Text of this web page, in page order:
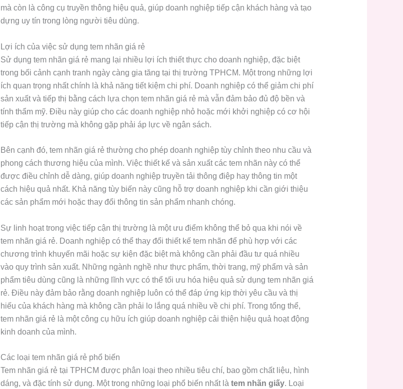
mà còn là công cụ truyền thông hiệu quả, giúp doanh nghiệp tiếp cận khách hàng và tạo
dựng uy tín trong lòng người tiêu dùng.
Lợi ích của việc sử dụng tem nhãn giá rẻ
Sử dụng tem nhãn giá rẻ mang lại nhiều lợi ích thiết thực cho doanh nghiệp, đặc biệt
trong bối cảnh cạnh tranh ngày càng gia tăng tại thị trường TPHCM. Một trong những lợi
ích quan trọng nhất chính là khả năng tiết kiệm chi phí. Doanh nghiệp có thể giảm chi phí
sản xuất và tiếp thị bằng cách lựa chọn tem nhãn giá rẻ mà vẫn đảm bảo đủ độ bền và
tính thẩm mỹ. Điều này giúp cho các doanh nghiệp nhỏ hoặc mới khởi nghiệp có cơ hội
tiếp cận thị trường mà không gặp phải áp lực về ngân sách.
Bên cạnh đó, tem nhãn giá rẻ thường cho phép doanh nghiệp tùy chỉnh theo nhu cầu và
phong cách thương hiệu của mình. Việc thiết kế và sản xuất các tem nhãn này có thể
được điều chỉnh dễ dàng, giúp doanh nghiệp truyền tải thông điệp hay thông tin một
cách hiệu quả nhất. Khả năng tùy biến này cũng hỗ trợ doanh nghiệp khi cần giới thiệu
các sản phẩm mới hoặc thay đổi thông tin sản phẩm nhanh chóng.
Sự linh hoạt trong việc tiếp cận thị trường là một ưu điểm không thể bỏ qua khi nói về
tem nhãn giá rẻ. Doanh nghiệp có thể thay đổi thiết kế tem nhãn để phù hợp với các
chương trình khuyến mãi hoặc sự kiện đặc biệt mà không cần phải đầu tư quá nhiều
vào quy trình sản xuất. Những ngành nghề như thực phẩm, thời trang, mỹ phẩm và sản
phẩm tiêu dùng cũng là những lĩnh vực có thể tối ưu hóa hiệu quả sử dụng tem nhãn giá
rẻ. Điều này đảm bảo rằng doanh nghiệp luôn có thể đáp ứng kịp thời yêu cầu và thị
hiếu của khách hàng mà không cần phải lo lắng quá nhiều về chi phí. Trong tổng thể,
tem nhãn giá rẻ là một công cụ hữu ích giúp doanh nghiệp cải thiện hiệu quả hoạt động
kinh doanh của mình.
Các loại tem nhãn giá rẻ phổ biến
Tem nhãn giá rẻ tại TPHCM được phân loại theo nhiều tiêu chí, bao gồm chất liệu, hình
dáng, và đặc tính sử dụng. Một trong những loại phổ biến nhất là tem nhãn giấy. Loại